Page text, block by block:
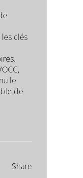
clés
le
de
Share